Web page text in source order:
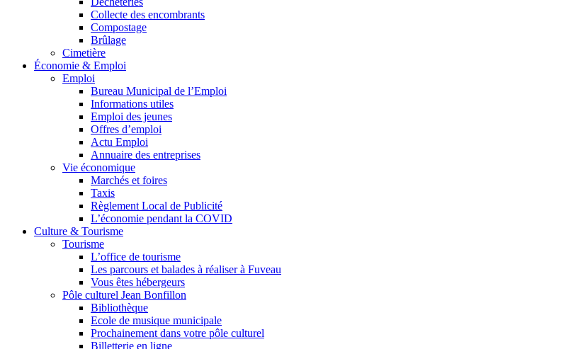
Collecte des encombrants
Compostage
Brûlage
Cimetière
Économie & Emploi
Emploi
Bureau Municipal de l’Emploi
Informations utiles
Emploi des jeunes
Offres d’emploi
Actu Emploi
Annuaire des entreprises
Vie économique
Marchés et foires
Taxis
Règlement Local de Publicité
L’économie pendant la COVID
Culture & Tourisme
Tourisme
L’office de tourisme
Les parcours et balades à réaliser à Fuveau
Vous êtes hébergeurs
Pôle culturel Jean Bonfillon
Bibliothèque
Ecole de musique municipale
Prochainement dans votre pôle culturel
Billetterie en ligne